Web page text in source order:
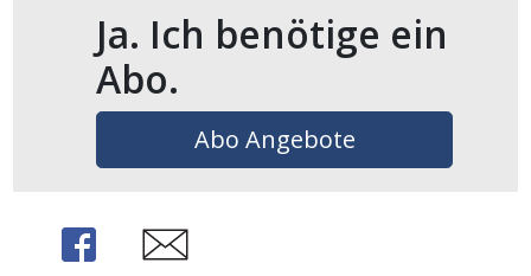
Ja. Ich benötige ein
Abo.
Abo Angebote
Share Share